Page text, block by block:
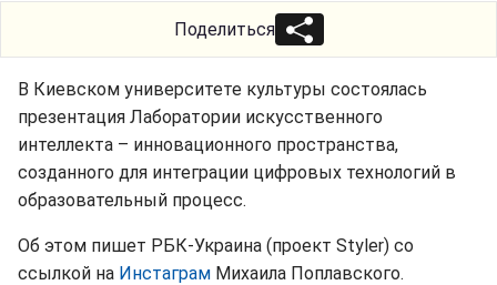
Поделиться
В Киевском университете культуры состоялась
презентация Лаборатории искусственного
интеллекта – инновационного пространства,
созданного для интеграции цифровых технологий в
образовательный процесс.
Об этом пишет РБК-Украина (проект Styler) со
ссылкой на Инстаграм Михаила Поплавского.